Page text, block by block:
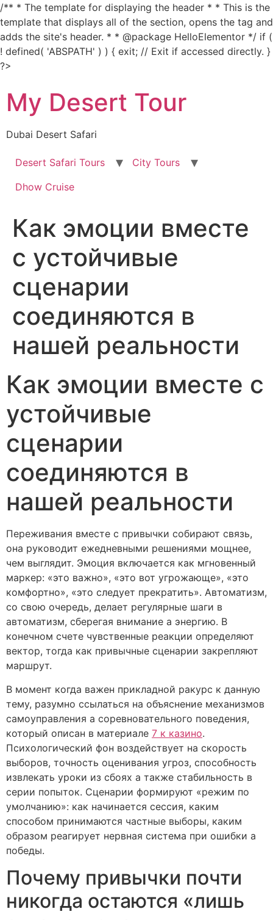
/** * The template for displaying the header * * This is the
template that displays all of the section, opens the tag and
adds the site's header. * * @package HelloElementor */ if (
! defined( 'ABSPATH' ) ) { exit; // Exit if accessed directly. }
?>
content
My Desert Tour
Dubai Desert Safari
Desert Safari Tours
City Tours
Dhow Cruise
Как эмоции вместе
с устойчивые
сценарии
соединяются в
нашей реальности
Как эмоции вместе с
устойчивые
сценарии
соединяются в
нашей реальности
Переживания вместе с привычки собирают связь,
она руководит ежедневными решениями мощнее,
чем выглядит. Эмоция включается как мгновенный
маркер: «это важно», «это вот угрожающе», «это
комфортно», «это следует прекратить». Автоматизм,
со свою очередь, делает регулярные шаги в
автоматизм, сберегая внимание а энергию. В
конечном счете чувственные реакции определяют
вектор, тогда как привычные сценарии закрепляют
маршрут.
В момент когда важен прикладной ракурс к данную
тему, разумно ссылаться на объяснение механизмов
самоуправления а соревновательного поведения,
который описан в материале 7 к казино.
Психологический фон воздействует на скорость
выборов, точность оценивания угроз, способность
извлекать уроки из сбоях а также стабильность в
серии попыток. Сценарии формируют «режим по
умолчанию»: как начинается сессия, каким
способом принимаются частные выборы, каким
образом реагирует нервная система при ошибки а
победы.
Почему привычки почти
никогда остаются «лишь